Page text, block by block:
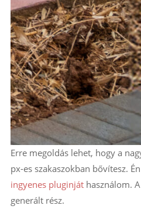
Erre megoldás lehet, hogy a
px-es szakaszokban bővítesz.
ingyenes pluginjáthasználom.
generált rész.